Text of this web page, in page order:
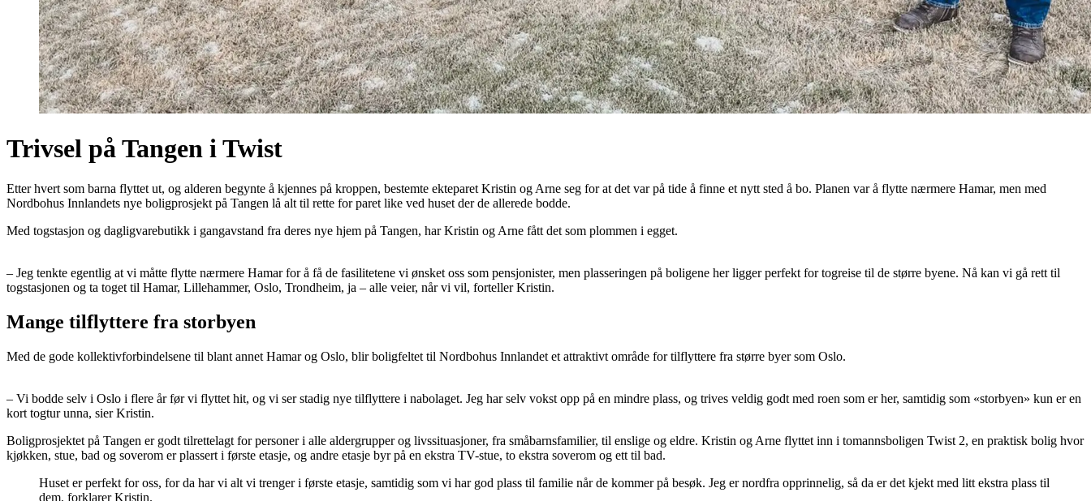
Trivsel på Tangen i Twist
Etter hvert som barna flyttet ut, og alderen begynte å kjennes på kroppen, bestemte ekteparet Kristin og Arne seg for at det var på tide å finne et nytt sted å bo. Planen var å flytte nærmere Hamar, men med
Nordbohus Innlandets nye boligprosjekt på Tangen lå alt til rette for paret like ved huset der de allerede bodde.
Med togstasjon og dagligvarebutikk i gangavstand fra deres nye hjem på Tangen, har Kristin og Arne fått det som plommen i egget.
– Jeg tenkte egentlig at vi måtte flytte nærmere Hamar for å få de fasilitetene vi ønsket oss som pensjonister, men plasseringen på boligene her ligger perfekt for togreise til de større byene. Nå kan vi gå rett til
togstasjonen og ta toget til Hamar, Lillehammer, Oslo, Trondheim, ja – alle veier, når vi vil, forteller Kristin.
Mange tilflyttere fra storbyen
Med de gode kollektivforbindelsene til blant annet Hamar og Oslo, blir boligfeltet til Nordbohus Innlandet et attraktivt område for tilflyttere fra større byer som Oslo.
– Vi bodde selv i Oslo i flere år før vi flyttet hit, og vi ser stadig nye tilflyttere i nabolaget. Jeg har selv vokst opp på en mindre plass, og trives veldig godt med roen som er her, samtidig som «storbyen» kun er en
kort togtur unna, sier Kristin.
Boligprosjektet på Tangen er godt tilrettelagt for personer i alle aldergrupper og livssituasjoner, fra småbarnsfamilier, til enslige og eldre. Kristin og Arne flyttet inn i tomannsboligen Twist 2, en praktisk bolig hvor
kjøkken, stue, bad og soverom er plassert i første etasje, og andre etasje byr på en ekstra TV-stue, to ekstra soverom og ett til bad.
Huset er perfekt for oss, for da har vi alt vi trenger i første etasje, samtidig som vi har god plass til familie når de kommer på besøk. Jeg er nordfra opprinnelig, så da er det kjekt med litt ekstra plass til
dem, forklarer Kristin.